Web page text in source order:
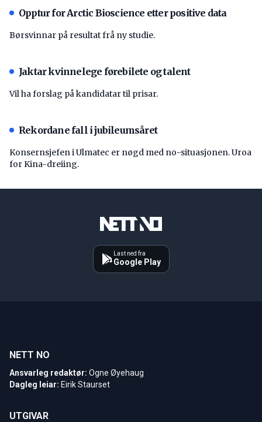
Opptur for Arctic Bioscience etter positive data
Børsvinnar på resultat frå ny studie.
Jaktar kvinnelege førebilete og talent
Vil ha forslag på kandidatar til prisar.
Rekordane fall i jubileumsåret
Konsernsjefen i Ulmatec er nøgd med no-situasjonen. Uroa
for Kina-dreiing.
Last ned fra
Google Play
NETT NO
Ansvarleg redaktør: Ogne Øyehaug
Dagleg leiar: Eirik Staurset
UTGIVAR